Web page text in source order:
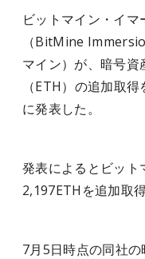
ビットマイン・イ
（BitMine
マイン）が、暗号
（ETH）の追加取
に発表した。
発表によるとビッ
2,197ETHを追加取
7月5日時点の同社